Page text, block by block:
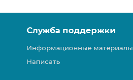
Служба поддержки
Информационные материалы
Написать